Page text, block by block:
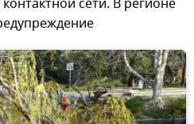
сети. В регионе